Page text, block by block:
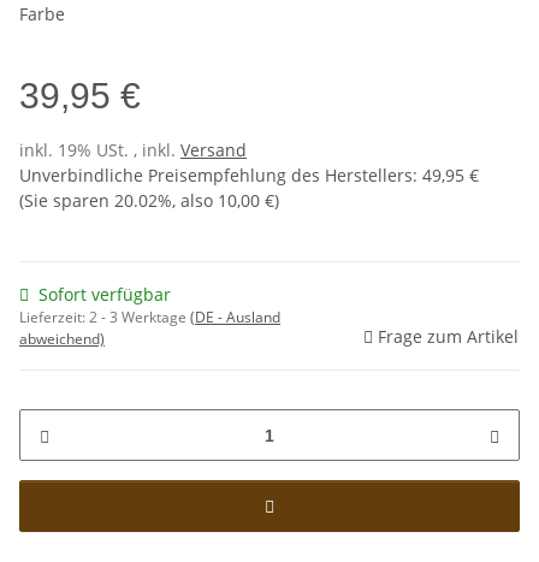
Farbe
39,95 €
inkl. 19% USt. , inkl. Versand
Unverbindliche Preisempfehlung des Herstellers: 49,95 €
(Sie sparen 20.02%, also 10,00 €)
Sofort verfügbar
Lieferzeit:2 - 3 Werktage (DE - Ausland
abweichend)
Frage zum Artikel